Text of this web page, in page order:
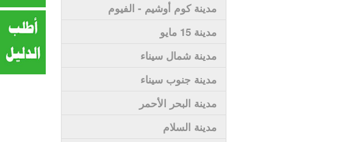
مدينة كوم أوشيم - الفيوم
مدينة 15 مايو
مدينة شمال سيناء
مدينة جنوب سيناء
مدينة البحر الأحمر
مدينة السلام